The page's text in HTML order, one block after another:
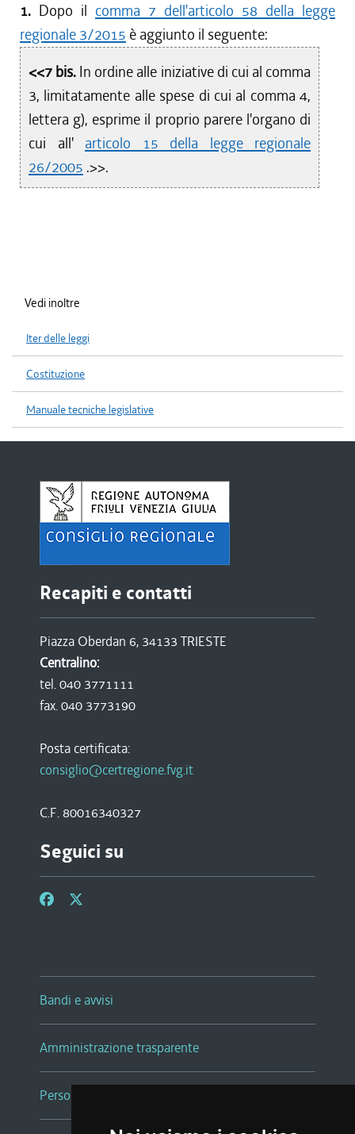
1. Dopo il comma 7 dell'articolo 58 della legge
regionale 3/2015 è aggiunto il seguente:
<<7 bis. In ordine alle iniziative di cui al comma
3, limitatamente alle spese di cui al comma 4,
lettera g), esprime il proprio parere l'organo di
cui all' articolo 15 della legge regionale
26/2005 .>>.
Vedi inoltre
Iter delle leggi
Costituzione
Manuale tecniche legislative
Recapiti e contatti
Piazza Oberdan 6, 34133 TRIESTE
Centralino:
tel. 040 3771111
fax. 040 3773190
Posta certificata:
consiglio@certregione.fvg.it
C.F. 80016340327
Seguici su
Bandi e avvisi
Amministrazione trasparente
Persone e Uffici